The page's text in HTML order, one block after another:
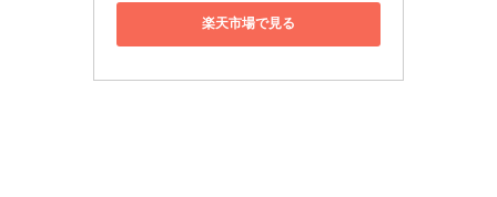
楽天市場で見る